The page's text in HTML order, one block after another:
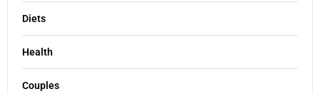
Diets
Health
Couples